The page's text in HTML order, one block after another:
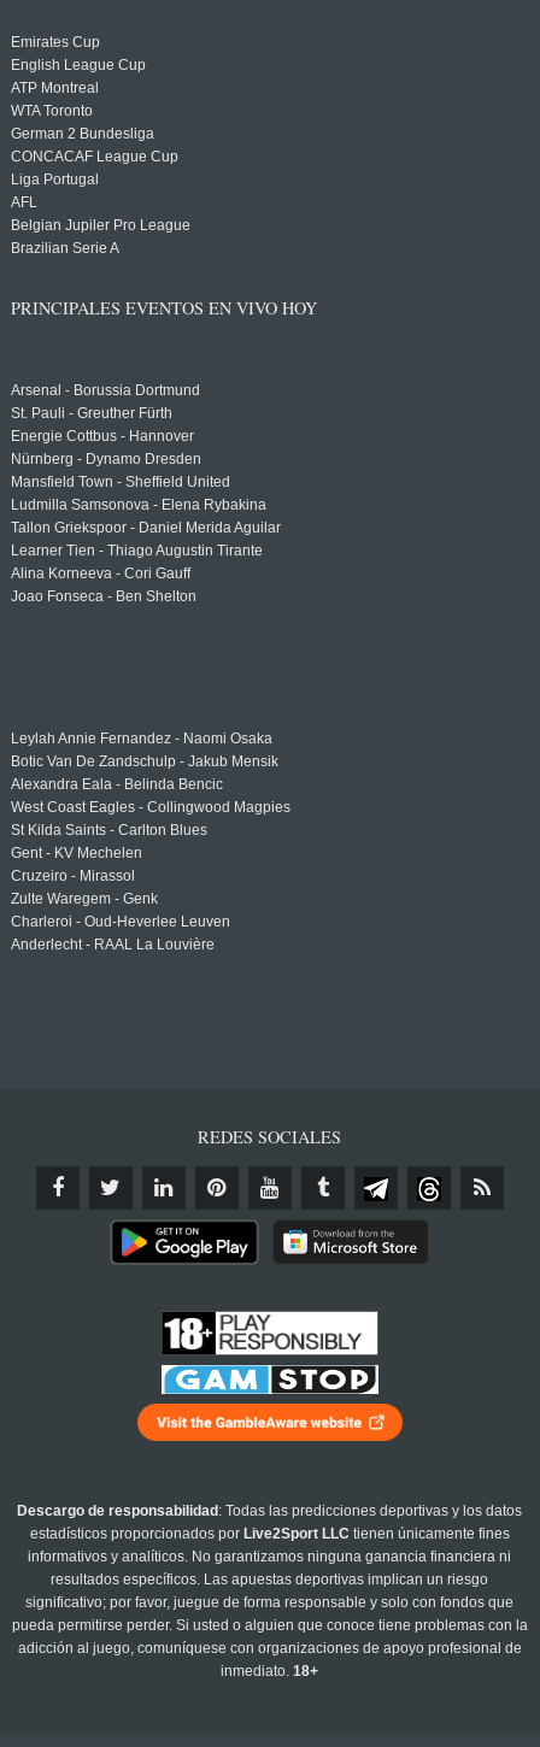
Emirates Cup
English League Cup
ATP Montreal
WTA Toronto
German 2 Bundesliga
CONCACAF League Cup
Liga Portugal
AFL
Belgian Jupiler Pro League
Brazilian Serie A
PRINCIPALES EVENTOS EN VIVO HOY
Arsenal - Borussia Dortmund
St. Pauli - Greuther Fürth
Energie Cottbus - Hannover
Nürnberg - Dynamo Dresden
Mansfield Town - Sheffield United
Ludmilla Samsonova - Elena Rybakina
Tallon Griekspoor - Daniel Merida Aguilar
Learner Tien - Thiago Augustin Tirante
Alina Korneeva - Cori Gauff
Joao Fonseca - Ben Shelton
Leylah Annie Fernandez - Naomi Osaka
Botic Van De Zandschulp - Jakub Mensik
Alexandra Eala - Belinda Bencic
West Coast Eagles - Collingwood Magpies
St Kilda Saints - Carlton Blues
Gent - KV Mechelen
Cruzeiro - Mirassol
Zulte Waregem - Genk
Charleroi - Oud-Heverlee Leuven
Anderlecht - RAAL La Louvière
REDES SOCIALES
Descargo de responsabilidad : Todas las predicciones deportivas y los datos
estadísticos proporcionados por Live2Sport LLC tienen únicamente fines
informativos y analíticos. No garantizamos ninguna ganancia financiera ni
resultados específicos. Las apuestas deportivas implican un riesgo
significativo; por favor, juegue de forma responsable y solo con fondos que
pueda permitirse perder. Si usted o alguien que conoce tiene problemas con la
adicción al juego, comuníquese con organizaciones de apoyo profesional de
inmediato.18+